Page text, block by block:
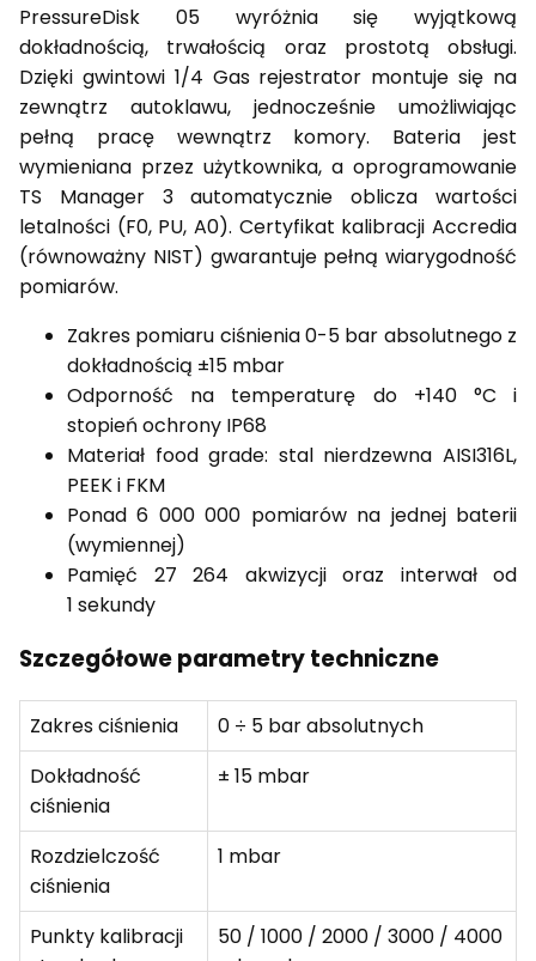
PressureDisk 05 wyróżnia się wyjątkową
dokładnością, trwałością oraz prostotą obsługi.
Dzięki gwintowi 1/4 Gas rejestrator montuje się na
zewnątrz autoklawu, jednocześnie umożliwiając
pełną pracę wewnątrz komory. Bateria jest
wymieniana przez użytkownika, a oprogramowanie
TS Manager 3 automatycznie oblicza wartości
letalności (F0, PU, A0). Certyfikat kalibracji Accredia
(równoważny NIST) gwarantuje pełną wiarygodność
pomiarów.
Zakres pomiaru ciśnienia 0-5 bar absolutnego z
dokładnością ±15 mbar
Odporność na temperaturę do +140 °C i
stopień ochrony IP68
Materiał food grade: stal nierdzewna AISI316L,
PEEK i FKM
Ponad 6 000 000 pomiarów na jednej baterii
(wymiennej)
Pamięć 27 264 akwizycji oraz interwał od
1 sekundy
Szczegółowe parametry techniczne
Zakres ciśnienia
0 ÷ 5 bar absolutnych
Dokładność
ciśnienia
± 15 mbar
Rozdzielczość
ciśnienia
1 mbar
Punkty kalibracji
50 / 1000 / 2000 / 3000 / 4000